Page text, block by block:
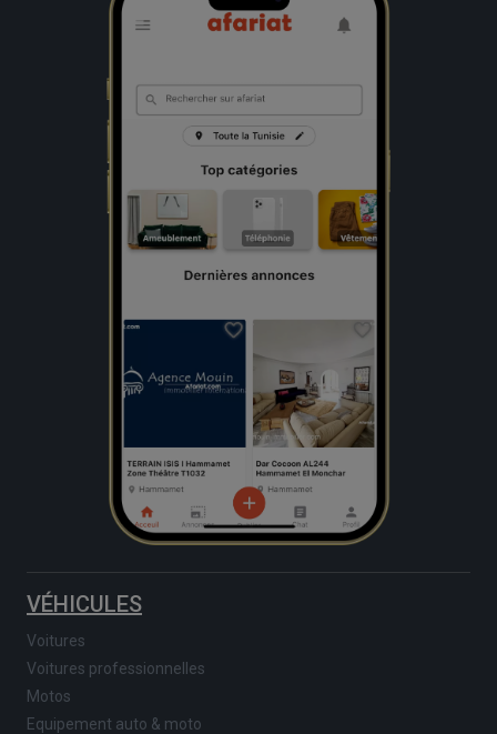
VÉHICULES
Voitures
Voitures professionnelles
Motos
Equipement auto & moto